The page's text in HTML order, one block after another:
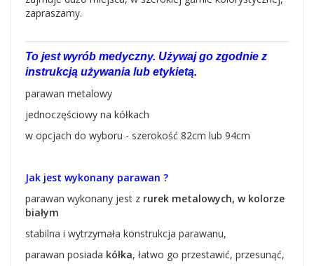
zapraszamy.
To jest wyrób medyczny. Używaj go zgodnie z
instrukcją używania lub etykietą.
parawan metalowy
jednoczęściowy na kółkach
w opcjach do wyboru - szerokość 82cm lub 94cm
Jak jest wykonany parawan ?
parawan wykonany jest z rurek metalowych, w kolorze
białym
stabilna i wytrzymała konstrukcja parawanu,
parawan posiada kółka, łatwo go przestawić, przesunąć,